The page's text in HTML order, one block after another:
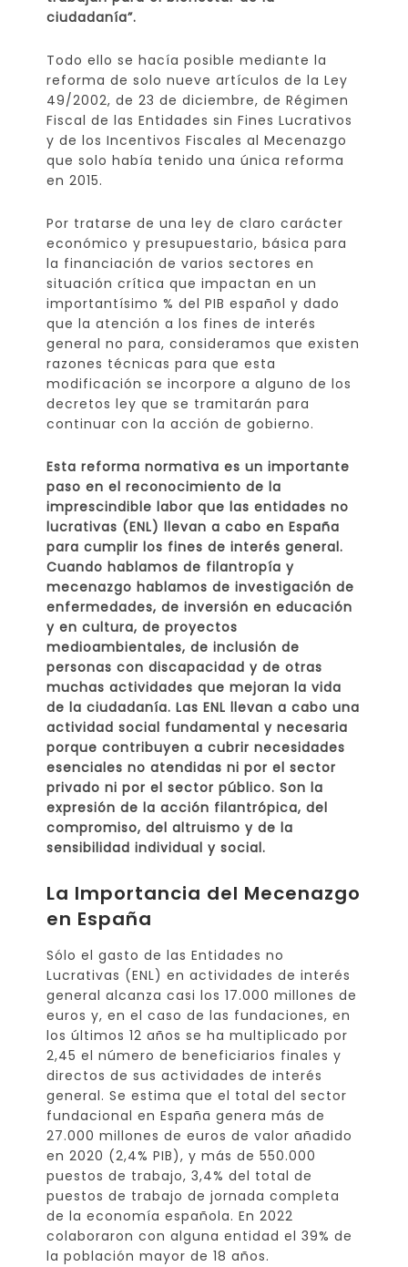
ciudadanía”.
Todo ello se hacía posible mediante la
reforma de solo nueve artículos de la Ley
49/2002, de 23 de diciembre, de Régimen
Fiscal de las Entidades sin Fines Lucrativos
y de los Incentivos Fiscales al Mecenazgo
que solo había tenido una única reforma
en 2015.
Por tratarse de una ley de claro carácter
económico y presupuestario, básica para
la financiación de varios sectores en
situación crítica que impactan en un
importantísimo % del PIB español y dado
que la atención a los fines de interés
general no para, consideramos que existen
razones técnicas para que esta
modificación se incorpore a alguno de los
decretos ley que se tramitarán para
continuar con la acción de gobierno.
Esta reforma normativa es un importante
paso en el reconocimiento de la
imprescindible labor que las entidades no
lucrativas (ENL) llevan a cabo en España
para cumplir los fines de interés general.
Cuando hablamos de filantropía y
mecenazgo hablamos de investigación de
enfermedades, de inversión en educación
y en cultura, de proyectos
medioambientales, de inclusión de
personas con discapacidad y de otras
muchas actividades que mejoran la vida
de la ciudadanía. Las ENL llevan a cabo una
actividad social fundamental y necesaria
porque contribuyen a cubrir necesidades
esenciales no atendidas ni por el sector
privado ni por el sector público. Son la
expresión de la acción filantrópica, del
compromiso, del altruismo y de la
sensibilidad individual y social.
La Importancia del Mecenazgo
en España
Sólo el gasto de las Entidades no
Lucrativas (ENL) en actividades de interés
general alcanza casi los 17.000 millones de
euros y, en el caso de las fundaciones, en
los últimos 12 años se ha multiplicado por
2,45 el número de beneficiarios finales y
directos de sus actividades de interés
general. Se estima que el total del sector
fundacional en España genera más de
27.000 millones de euros de valor añadido
en 2020 (2,4% PIB), y más de 550.000
puestos de trabajo, 3,4% del total de
puestos de trabajo de jornada completa
de la economía española. En 2022
colaboraron con alguna entidad el 39% de
la población mayor de 18 años.